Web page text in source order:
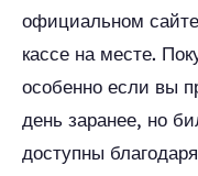
официальном сайте
кассе на месте.
особенно если вы
день заранее, но
доступны